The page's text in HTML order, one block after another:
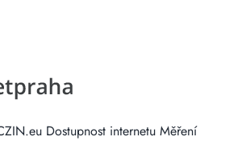
Dostupnost internetu Měření